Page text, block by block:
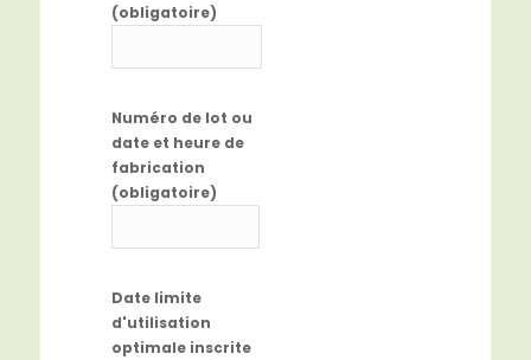
(obligatoire)
Numéro de lot ou
date et heure de
fabrication
(obligatoire)
Date limite
d'utilisation
optimale inscrite